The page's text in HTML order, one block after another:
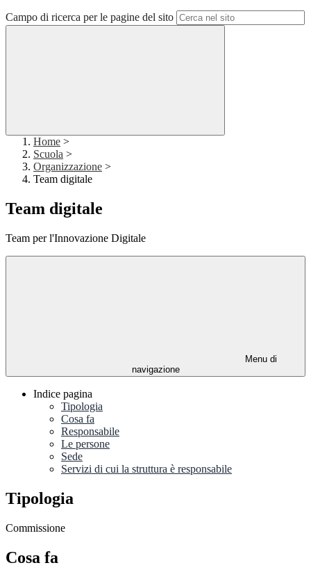
Campo di ricerca per le pagine del sito
Home >
Scuola >
Organizzazione >
Team digitale
Team digitale
Team per l'Innovazione Digitale
Menu di
navigazione
Indice pagina
Tipologia
Cosa fa
Responsabile
Le persone
Sede
Servizi di cui la struttura è responsabile
Tipologia
Commissione
Cosa fa